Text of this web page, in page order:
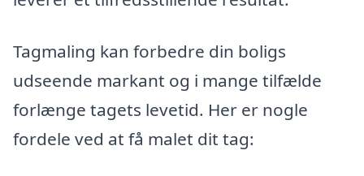
Tagmaling kan forbedre din boligs
udseende markant og i mange tilfælde
forlænge tagets levetid. Her er nogle
fordele ved at få malet dit tag: